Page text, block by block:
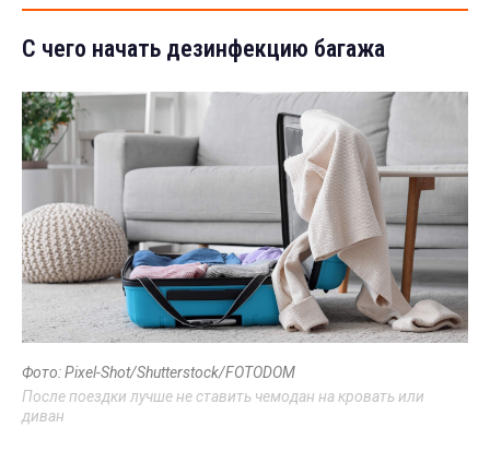
С чего начать дезинфекцию багажа
Фото: Pixel-Shot/Shutterstock/FOTODOM
После поездки лучше не ставить чемодан на кровать или
диван